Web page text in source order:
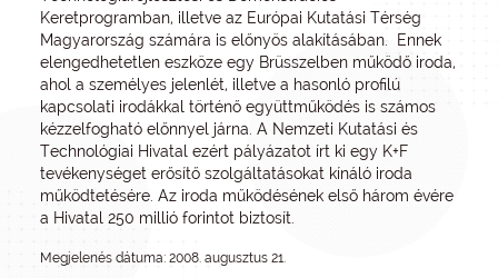
Keretprogramban, illetve az Európai Kutatási Térség
Magyarország számára is előnyös alakításában. Ennek
elengedhetetlen eszköze egy Brüsszelben működő iroda,
ahol a személyes jelenlét, illetve a hasonló profilú
kapcsolati irodákkal történő együttműködés is számos
kézzelfogható előnnyel járna. A Nemzeti Kutatási és
Technológiai Hivatal ezért pályázatot írt ki egy K+F
tevékenységet erősítő szolgáltatásokat kínáló iroda
működtetésére. Az iroda működésének első három évére
a Hivatal 250 millió forintot biztosít.
Megjelenés dátuma: 2008. augusztus 21.